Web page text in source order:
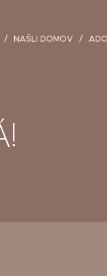
NAŠLI DOMOV